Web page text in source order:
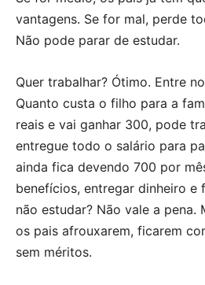
vantagens. Se for mal, perde
Não pode parar de estudar.
Quer trabalhar? Ótimo. Entre
Quanto custa o filho para a
reais e vai ganhar 300, pode
entregue todo o salário para
ainda fica devendo 700 por
benefícios, entregar dinheiro e
não estudar? Não vale a pena.
os pais afrouxarem, ficarem
sem méritos.